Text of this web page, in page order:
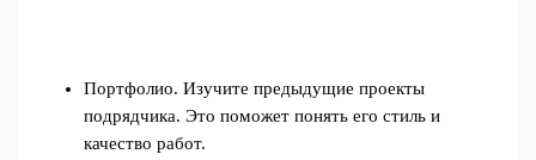
Портфолио. Изучите предыдущие проекты
подрядчика. Это поможет понять его стиль и
качество работ.